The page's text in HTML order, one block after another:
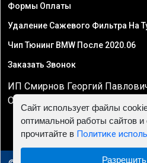
Формы Оплаты
Удаление Сажевого Фильтра На
Чип Тюнинг BMW После 2020.06
Заказать Звонок
ИП Смирнов Георгий
ОГРНИП 324470400032610
Сайт использует файлы
оптимальной работы сайтов
прочитайте в Политике